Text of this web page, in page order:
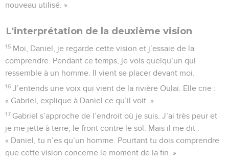
nouveau utilisé. »
L'interprétation de la deuxième vision
15 Moi, Daniel, je regarde cette vision et j’essaie de la
comprendre. Pendant ce temps, je vois quelqu’un qui
ressemble à un homme. Il vient se placer devant moi.
16 J’entends une voix qui vient de la rivière Oulaï. Elle crie :
« Gabriel, explique à Daniel ce qu’il voit. »
17 Gabriel s’approche de l’endroit où je suis. J’ai très peur et
je me jette à terre, le front contre le sol. Mais il me dit :
« Daniel, tu n’es qu’un homme. Pourtant tu dois comprendre
que cette vision concerne le moment de la fin. »